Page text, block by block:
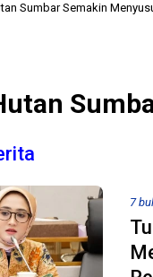
Sumbar Semakin
7